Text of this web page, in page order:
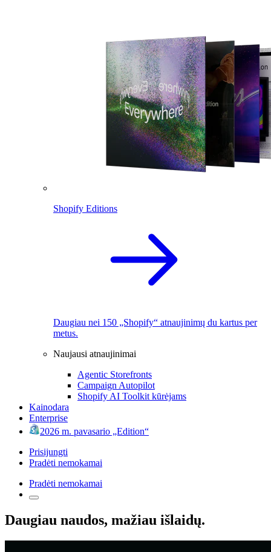
Shopify Editions
Daugiau nei 150 „Shopify“ atnaujinimų du kartus per
metus.
Naujausi atnaujinimai
Agentic Storefronts
Campaign Autopilot
Shopify AI Toolkit kūrėjams
Kainodara
Enterprise
2026 m. pavasario „Edition“
Prisijungti
Pradėti nemokamai
Pradėti nemokamai
Daugiau naudos, mažiau išlaidų.